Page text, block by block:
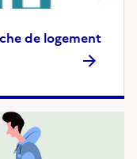
de logement